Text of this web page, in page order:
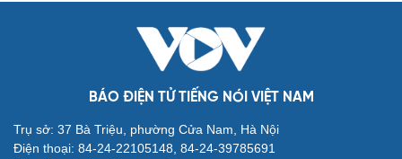
BÁO ĐIỆN TỬ TIẾNG NÓI VIỆT NAM
Trụ sở: 37 Bà Triệu, phường Cửa Nam, Hà Nội
Điện thoại: 84-24-22105148, 84-24-39785691